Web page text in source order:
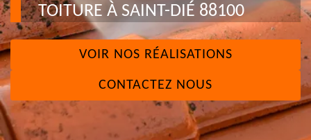
TOITURE À SAINT-DIÉ 88100
VOIR NOS RÉALISATIONS
CONTACTEZ NOUS